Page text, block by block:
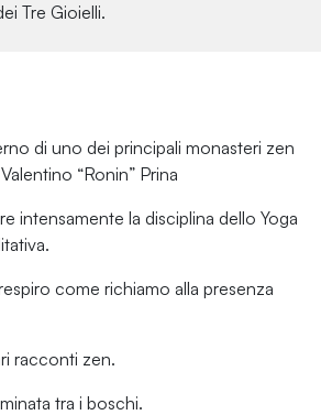
Tre Gioielli.
di uno dei principali monasteri zen
“Ronin” Prina
intensamente la disciplina dello Yoga
come richiamo alla presenza
racconti zen.
tra i boschi.